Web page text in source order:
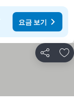
요금 보기
공유 즐